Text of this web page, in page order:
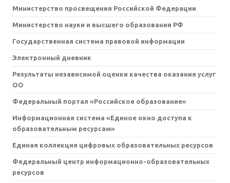
Министерство просвещения Российской Федерации
Министерство науки и высшего образования РФ
Государственная система правовой информации
Электронный дневник
Результаты независимой оценки качества оказания услуг
ОО
Федеральный портал «Российское образование»
Информационная система «Единое окно доступа к
образовательным ресурсам»
Единая коллекция цифровых образовательных ресурсов
Федеральный центр информационно-образовательных
ресурсов